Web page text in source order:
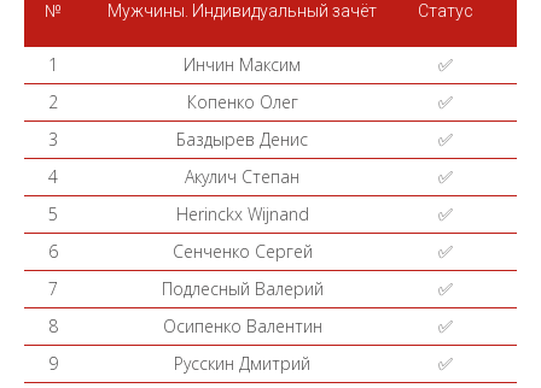
№ Мужчины. Индивидуальный зачёт Статус
1 Инчин Максим
✅
2
Копенко Олег
✅
3
Баздырев Денис
✅
4
Акулич Степан
✅
5
Herinckx Wijnand
✅
6
Сенченко Сергей
✅
7
Подлесный Валерий
✅
8
Осипенко Валентин
✅
9
Русскин Дмитрий
✅